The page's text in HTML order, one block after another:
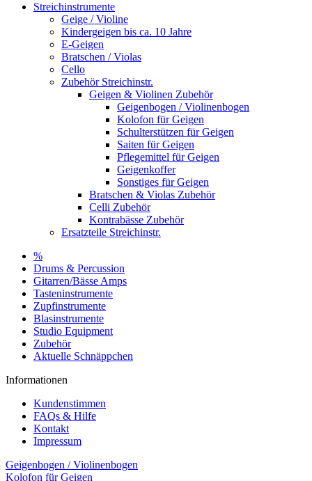
Streichinstrumente
Geige / Violine
Kindergeigen bis ca. 10 Jahre
E-Geigen
Bratschen / Violas
Cello
Zubehör Streichinstr.
Geigen & Violinen Zubehör
Geigenbogen / Violinenbogen
Kolofon für Geigen
Schulterstützen für Geigen
Saiten für Geigen
Pflegemittel für Geigen
Geigenkoffer
Sonstiges für Geigen
Bratschen & Violas Zubehör
Celli Zubehör
Kontrabässe Zubehör
Ersatzteile Streichinstr.
%
Drums & Percussion
Gitarren/Bässe Amps
Tasteninstrumente
Zupfinstrumente
Blasinstrumente
Studio Equipment
Zubehör
Aktuelle Schnäppchen
Informationen
Kundenstimmen
FAQs & Hilfe
Kontakt
Impressum
Geigenbogen / Violinenbogen
Kolofon für Geigen